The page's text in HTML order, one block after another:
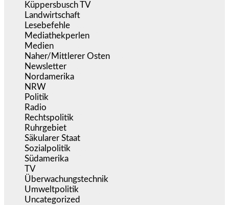
Küppersbusch TV
Landwirtschaft
Lesebefehle
Mediathekperlen
Medien
Naher/Mittlerer Osten
Newsletter
Nordamerika
NRW
Politik
Radio
Rechtspolitik
Ruhrgebiet
Säkularer Staat
Sozialpolitik
Südamerika
TV
Überwachungstechnik
Umweltpolitik
Uncategorized